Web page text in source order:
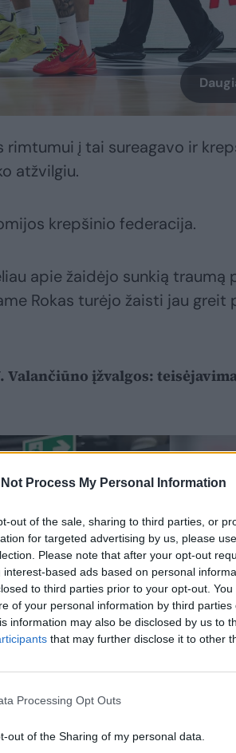
Not Process My Personal Information
out of the sale, sharing to third parties, or
for targeted advertising by us, please
Please note that after your opt-out
interest-based ads based on personal
to third parties prior to your opt-out.
of your personal information by third parties
information may also be disclosed by us to
that may further disclose it to other
Processing Opt Outs
out of the Sharing of my personal data.
rimtumui į tai sureagavo ir
atžvilgiu.
krepšinio federacija.
apie žaidėjo sunkią traumą
Rokas turėjo žaisti jau
Valančiūno įžvalgos: